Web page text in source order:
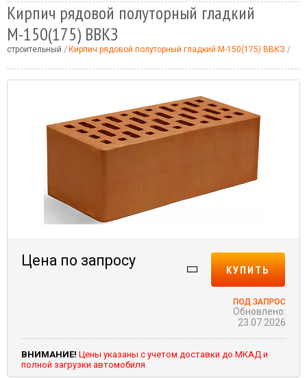
Кирпич рядовой полуторный гладкий
М-150(175) ВВКЗ
строительный Кирпич рядовой полуторный гладкий М-150(175) ВВКЗ
Цена по запросу
КУПИТЬ
Обновлено:
23.07.2026
ВНИМАНИЕ! Цены указаны с учетом доставки до МКАД и
полной загрузки автомобиля